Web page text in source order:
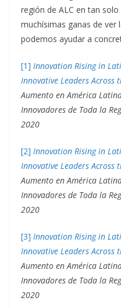
región de ALC en tan
muchísimas ganas de
podemos ayudar a
[1] Innovation Rising in
Innovative Leaders Across
Aumento en América
Innovadores de Toda la
2020
[2] Innovation Rising in
Innovative Leaders Across
Aumento en América
Innovadores de Toda la
2020
[3] Innovation Rising in
Innovative Leaders Across
Aumento en América
Innovadores de Toda la
2020